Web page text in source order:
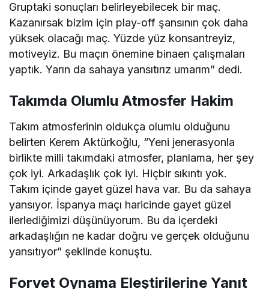
Gruptaki sonuçları belirleyebilecek bir maç.
Kazanırsak bizim için play-off şansının çok daha
yüksek olacağı maç. Yüzde yüz konsantreyiz,
motiveyiz. Bu maçın önemine binaen çalışmaları
yaptık. Yarın da sahaya yansıtırız umarım” dedi.
Takımda Olumlu Atmosfer Hakim
Takım atmosferinin oldukça olumlu olduğunu
belirten Kerem Aktürkoğlu, “Yeni jenerasyonla
birlikte milli takımdaki atmosfer, planlama, her şey
çok iyi. Arkadaşlık çok iyi. Hiçbir sıkıntı yok.
Takım içinde gayet güzel hava var. Bu da sahaya
yansıyor. İspanya maçı haricinde gayet güzel
ilerlediğimizi düşünüyorum. Bu da içerdeki
arkadaşlığın ne kadar doğru ve gerçek olduğunu
yansıtıyor” şeklinde konuştu.
Forvet Oynama Eleştirilerine Yanıt